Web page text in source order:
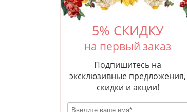
5% СКИДКУ
на первый заказ
Подпишитесь на
эксклюзивные предложения,
скидки и акции!